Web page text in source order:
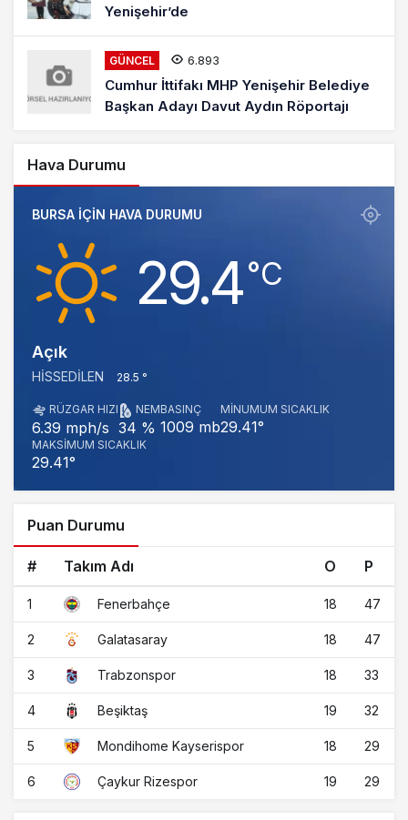
Yenişehir’de
GÜNCEL 6.893
Cumhur İttifakı MHP Yenişehir Belediye
Başkan Adayı Davut Aydın Röportajı
Hava Durumu
BURSA IÇIN HAVA DURUMU
29.4‎°C
Açık
HISSEDILEN 28.5 °
RÜZGAR HIZI
6.39 mph/s
NEM
34 %
BASINÇ
1009 mb
MINUMUM SICAKLIK
29.41°
MAKSIMUM SICAKLIK
29.41°
Puan Durumu
# Takım Adı O P
1 Fenerbahçe 18 47
2 Galatasaray 18 47
3 Trabzonspor 18 33
4 Beşiktaş 19 32
5 Mondihome Kayserispor 18 29
6 Çaykur Rizespor 19 29